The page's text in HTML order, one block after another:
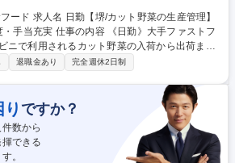
の生産管理】
日勤》大手ファストフ
ニで利用されるカット野菜の入荷から出荷まで
人やモノの動きを管理する業務が主なお仕事で
理：時間ごとの出来高をモニタリング ■段取
た調整、配置の指示 ■翌日に向けた進捗確認、
とめ、データ入力、日報作成、生産計画の見直
退職金あり 完全週休2日制
ですか？
数から
できる
。